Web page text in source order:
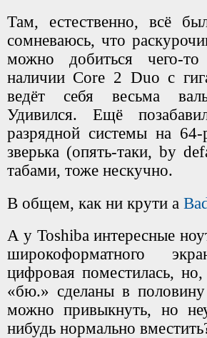
Там, естественно, всё
сомневаюсь, что
можно добиться чего-
наличии Core 2 Duo с
ведёт себя весьма
Удивился. Ещё
разрядной системы на
зверька (опять-таки, by
табами, тоже нескучно.
В общем, как ни крути а
А у Toshiba интересные
широкоформатного
цифровая поместилась,
«бю.» сделаны в
можно привыкнуть, но
нибудь нормально